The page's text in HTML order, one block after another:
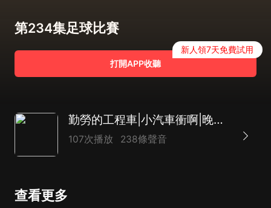
第234集足球比賽
打開APP收聽
新人領7天免費試用
勤勞的工程車|小汽車衝啊|晚安睡前故事|小汽車故事集|奇特的小汽車|爆笑工程車
107次播放 238條聲音
查看更多